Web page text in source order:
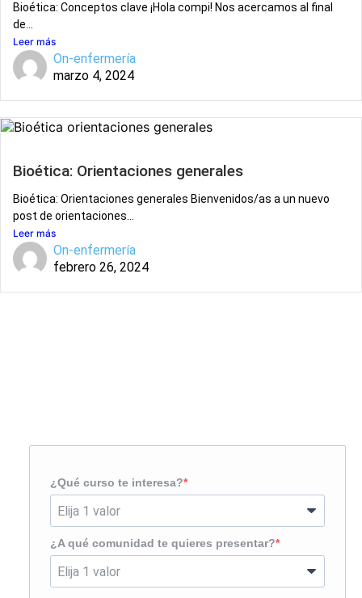
Bioética: Conceptos clave ¡Hola compi! Nos acercamos al final
de...
Leer más
On-enfermería
marzo 4, 2024
Bioética: Orientaciones generales
Bioética: Orientaciones generales Bienvenidos/as a un nuevo
post de orientaciones...
Leer más
On-enfermería
febrero 26, 2024
¿Qué curso te interesa?
¿A qué comunidad te quieres presentar?